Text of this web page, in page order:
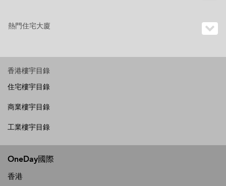
熱門住宅大廈
香港樓宇目錄
住宅樓宇目錄
商業樓宇目錄
工業樓宇目錄
OneDay國際
香港